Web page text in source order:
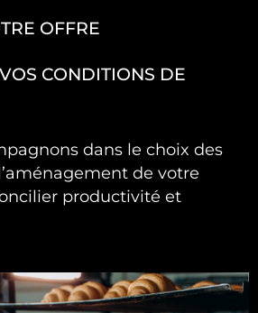
OFFRE
CONDITIONS DE
dans le choix des
de votre
productivité et